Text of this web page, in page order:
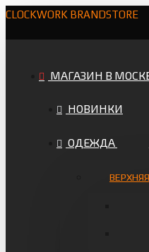
CLOCKWORK BRANDSTORE
МАГАЗИН В
НОВИНКИ
ОДЕЖДА